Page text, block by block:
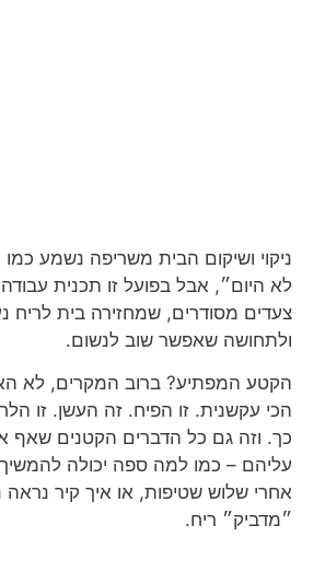
ניקוי ושיקום הבית משריפה נשמע
לא היום״, אבל בפועל זו תכנית
צעדים מסודרים, שמחזירה בית לריח
ולתחושה שאפשר שוב לנשום.
הקטע המפתיע? ברוב המקרים, לא
הכי עקשנית. זו הפיח. זה העשן. זו
כך. וזה גם כל הדברים הקטנים
עליהם – כמו למה ספה יכולה
אחרי שלוש שטיפות, או איך קיר נראה
״מדביק״ ריח.